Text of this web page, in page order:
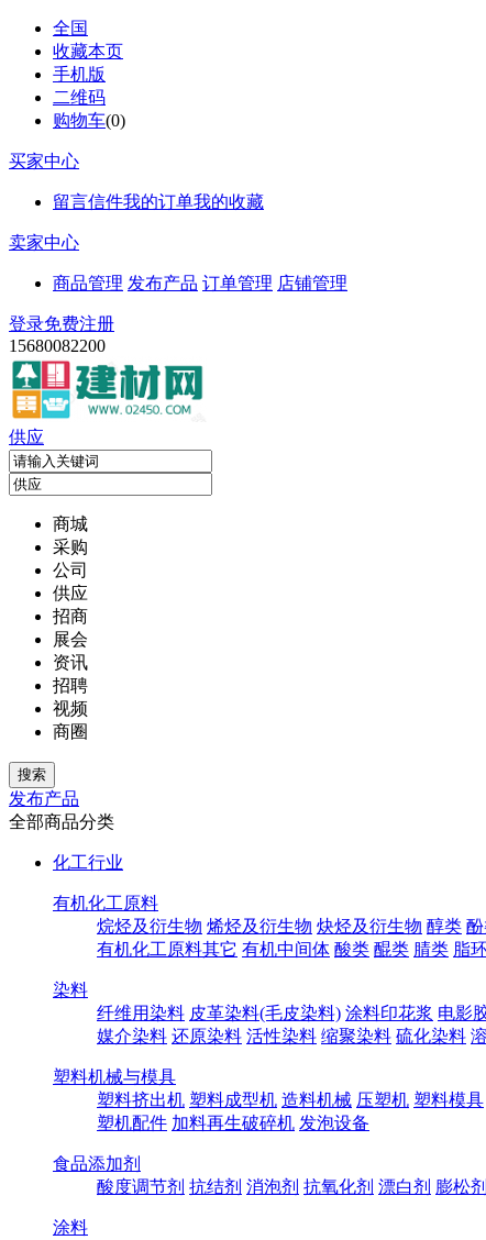
全国
收藏本页
手机版
二维码
购物车(0)
买家中心
留言信件我的订单我的收藏
卖家中心
商品管理 发布产品 订单管理 店铺管理
登录免费注册
15680082200
供应
商城
采购
公司
供应
招商
展会
资讯
招聘
视频
商圈
发布产品
全部商品分类
化工行业
有机化工原料
烷烃及衍生物 烯烃及衍生物 炔烃及衍生物 醇类
有机化工原料其它 有机中间体 酸类 醌类 腈类 脂
染料
纤维用染料 皮革染料(毛皮染料) 涂料印花浆 电影
媒介染料 还原染料 活性染料 缩聚染料 硫化染料
塑料机械与模具
塑料挤出机 塑料成型机 造料机械 压塑机 塑料模具
塑机配件 加料再生破碎机 发泡设备
食品添加剂
酸度调节剂 抗结剂 消泡剂 抗氧化剂 漂白剂 膨松剂
涂料